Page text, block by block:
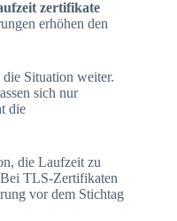
zertifikate
erhöhen den
Situation weiter.
sich nur
die
die Laufzeit zu
TLS-Zertifikaten
vor dem Stichtag